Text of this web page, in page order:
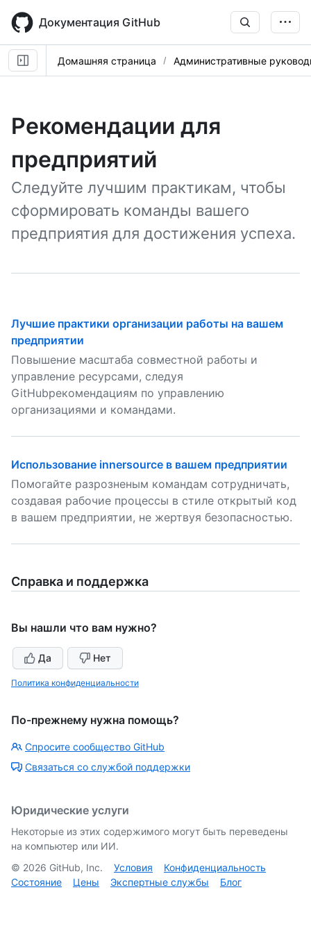
main
content
Документация GitHub
Домашняя страница Административные
Рекомендации для
предприятий
Следуйте лучшим практикам, чтобы
сформировать команды вашего
предприятия для достижения успеха.
Лучшие практики организации работы на вашем
предприятии
Повышение масштаба совместной работы и
управление ресурсами, следуя
GitHubрекомендациям по управлению
организациями и командами.
Использование innersource в вашем предприятии
Помогайте разрозненым командам сотрудничать,
создавая рабочие процессы в стиле открытый код
в вашем предприятии, не жертвуя безопасностью.
Справка и поддержка
Вы нашли что вам нужно?
Да Нет
Политика конфиденциальности
По-прежнему нужна помощь?
Спросите сообщество GitHub
Связаться со службой поддержки
Юридические услуги
Некоторые из этих содержимого могут быть переведены
на компьютер или ИИ.
© 2026 GitHub, Inc. Условия
Конфиденциальность
Состояние
Цены Экспертные службы Блог